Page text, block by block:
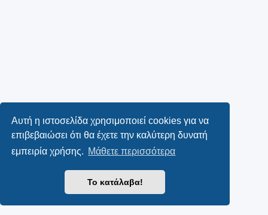
Αυτή η ιστοσελίδα χρησιμοποιεί cookies για να
επιβεβαιώσει ότι θα έχετε την καλύτερη δυνατή
εμπειρία χρήσης. Μάθετε περισσότερα
Το κατάλαβα!